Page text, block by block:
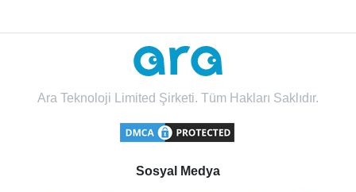
Ara Teknoloji Limited Şirketi. Tüm Hakları Saklıdır.
Sosyal Medya